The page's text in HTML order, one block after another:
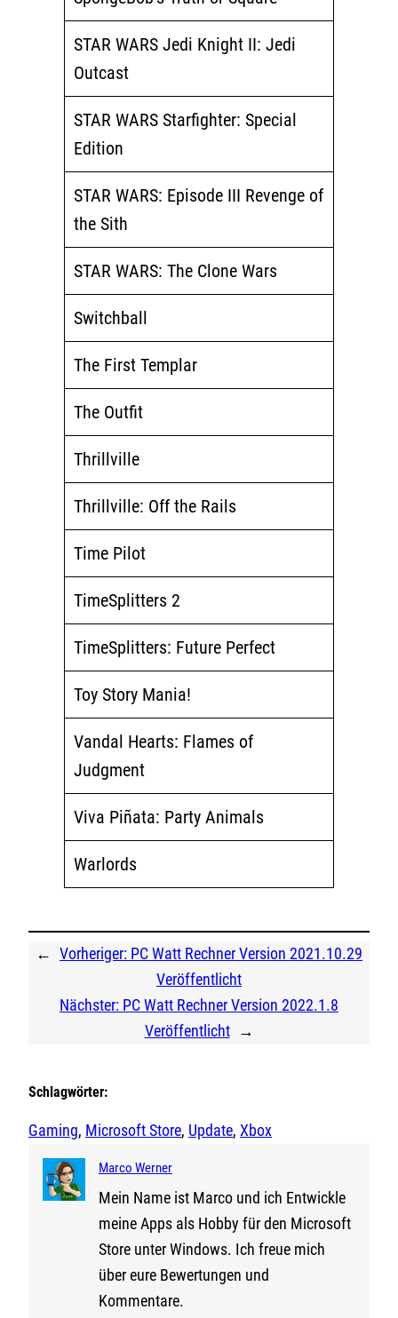
STAR WARS Jedi Knight II: Jedi
Outcast
STAR WARS Starfighter: Special
Edition
STAR WARS: Episode III Revenge of
the Sith
STAR WARS: The Clone Wars
Switchball
The First Templar
The Outfit
Thrillville
Thrillville: Off the Rails
Time Pilot
TimeSplitters 2
TimeSplitters: Future Perfect
Toy Story Mania!
Vandal Hearts: Flames of
Judgment
Viva Piñata: Party Animals
Warlords
← Vorheriger: PC Watt Rechner Version 2021.10.29
Veröffentlicht
Nächster: PC Watt Rechner Version 2022.1.8
Veröffentlicht →
Schlagwörter:
Gaming, Microsoft Store, Update, Xbox
Marco Werner
Mein Name ist Marco und ich Entwickle
meine Apps als Hobby für den Microsoft
Store unter Windows. Ich freue mich
über eure Bewertungen und
Kommentare.